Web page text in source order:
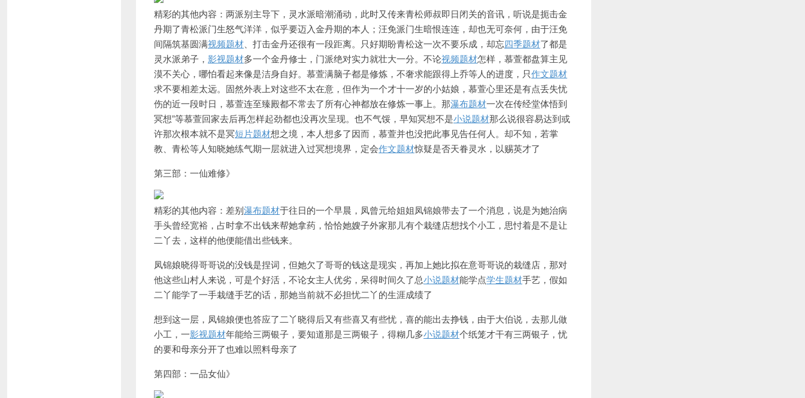
精彩的其他内容：两派别主导下，灵水派暗潮涌动，此时又传来青松师叔即日闭关的音讯，听说是扼击金
丹期了青松派门生怒气洋洋，似乎要迈入金丹期的本人；汪免派门生暗恨连连，却也无可奈何，由于汪免
间隔筑基圆满视频题材 、打击金丹还很有一段距离。只好期盼青松这一次不要乐成，却忘四季题材了都是
灵水派弟子， 影视题材多一个金丹修士，门派绝对实力就壮大一分。 不论视频题材怎样，慕萱都盘算主见
漠不关心，哪怕看起来像是洁身自好。 慕萱满脑子都是修炼，不奢求能跟得上乔等人的进度，只作文题材
求不要相差太远。固然外表上对这些不太在意，但作为一个才十一岁的小姑娘，慕萱心里还是有点丢失忧
伤的近一段时日，慕萱连至臻殿都不常去了所有心神都放在修炼一事上。那瀑布题材一次在传经堂体悟到
冥想”等慕萱回家去后再怎样起劲都也没再次呈现。也不气馁，早知冥想不是小说题材那么说很容易达到或
许那次根本就不是冥短片题材想之境，本人想多了因而，慕萱并也没把此事见告任何人。却不知，若掌
教、青松等人知晓她练气期一层就进入过冥想境界，定会作文题材惊疑是否天眷灵水，以赐英才了
第三部：一仙难修》
精彩的其他内容：差别瀑布题材于往日的一个早晨，凤曾元给姐姐凤锦娘带去了一个消息，说是为她治病
手头曾经宽裕，占时拿不出钱来帮她拿药，恰恰她嫂子外家那儿有个栽缝店想找个小工，思忖着是不是让
二丫去，这样的他便能借出些钱来。
凤锦娘晓得哥哥说的没钱是捏词，但她欠了哥哥的钱这是现实，再加上她比拟在意哥哥说的栽缝店，那对
他这些山村人来说，可是个好活，不论女主人优劣，呆得时间久了总小说题材能学点学生题材手艺，假如
二丫能学了一手栽缝手艺的话，那她当前就不必担忧二丫的生涯成绩了
想到这一层，凤锦娘便也答应了二丫晓得后又有些喜又有些忧，喜的能出去挣钱，由于大伯说，去那儿做
小工，一影视题材年能给三两银子，要知道那是三两银子，得糊几多小说题材个纸笼才干有三两银子，忧
的要和母亲分开了也难以照料母亲了
第四部：一品女仙》